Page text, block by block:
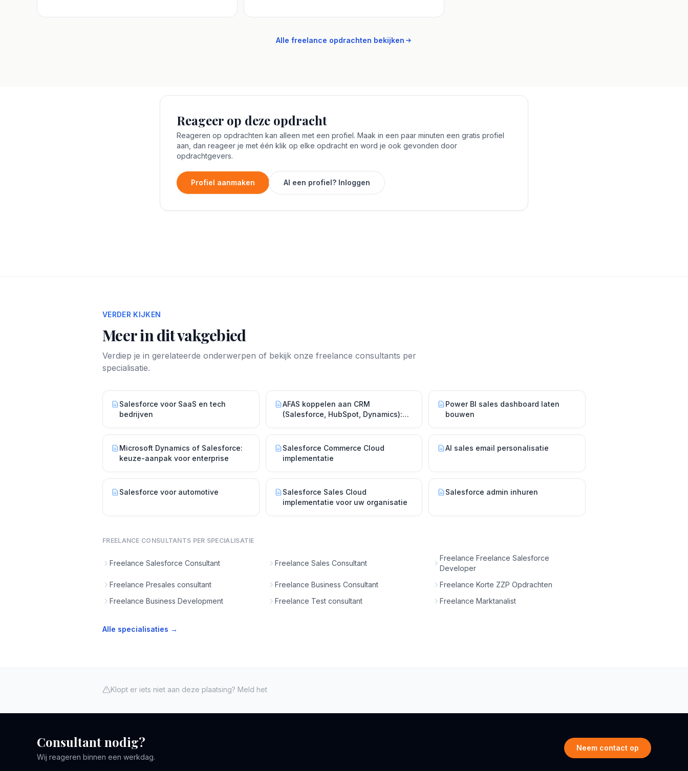
Alle freelance opdrachten bekijken
Reageer op deze opdracht
Reageren op opdrachten kan alleen met een profiel. Maak in een paar minuten een gratis profiel
aan, dan reageer je met één klik op elke opdracht en word je ook gevonden door
opdrachtgevers.
Profiel aanmaken Al een profiel? Inloggen
VERDER KIJKEN
Meer in dit vakgebied
Verdiep je in gerelateerde onderwerpen of bekijk onze freelance consultants per
specialisatie.
Salesforce voor SaaS en tech
bedrijven
AFAS koppelen aan CRM
(Salesforce, HubSpot, Dynamics):
Power BI sales dashboard laten
bouwen
Microsoft Dynamics of Salesforce:
keuze-aanpak voor enterprise
Salesforce Commerce Cloud
implementatie
AI sales email personalisatie
Salesforce voor automotive
Salesforce Sales Cloud
implementatie voor uw organisatie
Salesforce admin inhuren
FREELANCE CONSULTANTS PER SPECIALISATIE
Freelance Salesforce Consultant Freelance Sales Consultant
Freelance Freelance Salesforce
Developer
Freelance Presales consultant
Freelance Business Consultant
Freelance Korte ZZP Opdrachten
Freelance Business Development
Freelance Test consultant Freelance Marktanalist
Alle specialisaties →
Klopt er iets niet aan deze plaatsing? Meld het
Consultant nodig?
Wij reageren binnen een werkdag.
Neem contact op